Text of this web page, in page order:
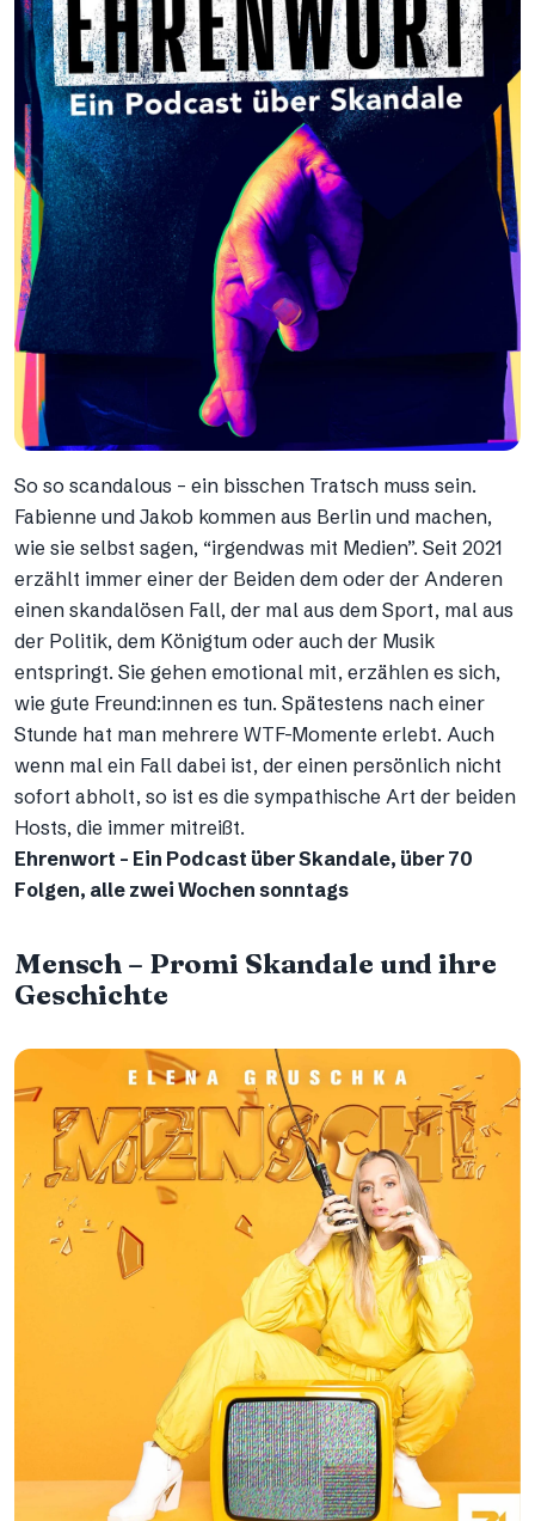
So so scandalous – ein bisschen Tratsch muss sein.
Fabienne und Jakob kommen aus Berlin und machen,
wie sie selbst sagen, “irgendwas mit Medien”. Seit 2021
erzählt immer einer der Beiden dem oder der Anderen
einen skandalösen Fall, der mal aus dem Sport, mal aus
der Politik, dem Königtum oder auch der Musik
entspringt. Sie gehen emotional mit, erzählen es sich,
wie gute Freund:innen es tun. Spätestens nach einer
Stunde hat man mehrere WTF-Momente erlebt. Auch
wenn mal ein Fall dabei ist, der einen persönlich nicht
sofort abholt, so ist es die sympathische Art der beiden
Hosts, die immer mitreißt.
Ehrenwort – Ein Podcast über Skandale, über 70
Folgen, alle zwei Wochen sonntags
Mensch – Promi Skandale und ihre
Geschichte